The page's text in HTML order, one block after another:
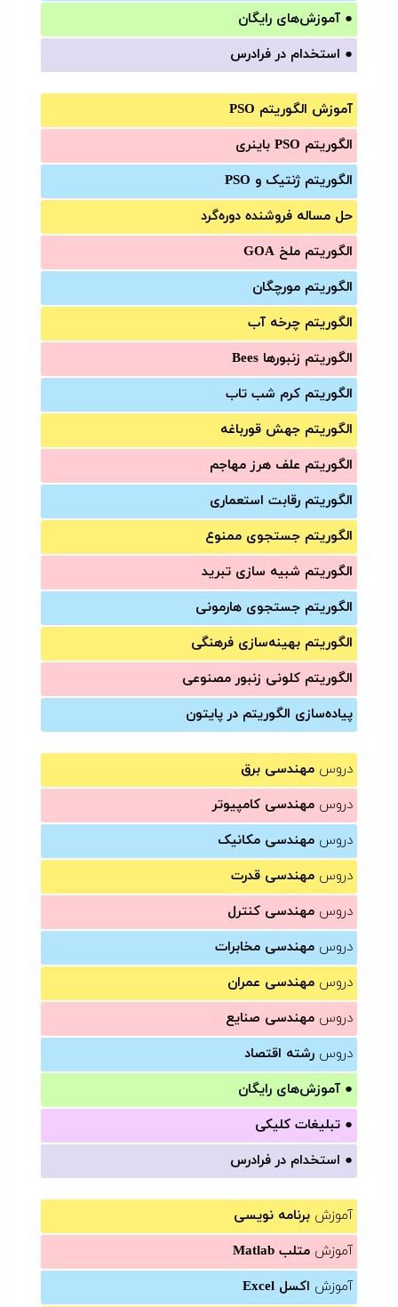
● آموزش‌های رایگان
● استخدام در فرادرس
آموزش الگوریتم PSO
الگوریتم PSO باینری
الگوریتم ژنتیک و PSO
حل مساله فروشنده دوره‌گرد
الگوریتم ملخ GOA
الگوریتم مورچگان
الگوریتم چرخه آب
الگوریتم زنبورها Bees
الگوریتم کرم شب تاب
الگوریتم جهش قورباغه
الگوریتم علف هرز مهاجم
الگوریتم رقابت استعماری
الگوریتم جستجوی ممنوع
الگوریتم شبیه سازی تبرید
الگوریتم جستجوی هارمونی
الگوریتم بهینه‌سازی فرهنگی
الگوریتم کلونی زنبور مصنوعی
پیاده‌سازی الگوریتم در پایتون
دروس مهندسی برق
دروس مهندسی کامپیوتر
دروس مهندسی مکانیک
دروس مهندسی قدرت
دروس مهندسی کنترل
دروس مهندسی مخابرات
دروس مهندسی عمران
دروس مهندسی صنایع
دروس رشته اقتصاد
● آموزش‌های رایگان
● تبلیغات کلیکی
● استخدام در فرادرس
آموزش برنامه نویسی
آموزش متلب Matlab
آموزش اکسل Excel